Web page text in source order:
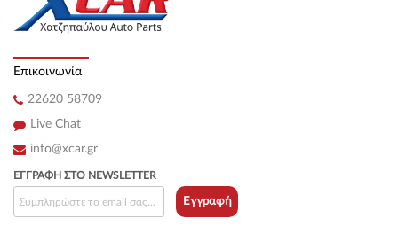
Επικοινωνία
22620 58709
Live Chat
info@xcar.gr
ΕΓΓΡΑΦΉ ΣΤΟ NEWSLETTER
Εγγραφή